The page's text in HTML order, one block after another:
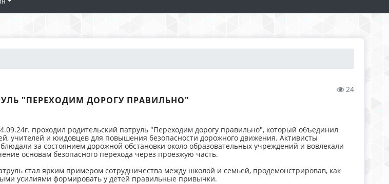
24
"ПЕРЕХОДИМ ДОРОГУ ПРАВИЛЬНО"
проходил родительский патруль "Переходим дорогу правильно", который объединил
учителей и юидовцев для повышения безопасности дорожного движения. Активисты
за состоянием дорожной обстановки около образовательных учреждений и вовлекали
основам безопасного перехода через проезжую часть.
стал ярким примером сотрудничества между школой и семьей, продемонстрировав, как
усилиями формировать у детей правильные привычки.